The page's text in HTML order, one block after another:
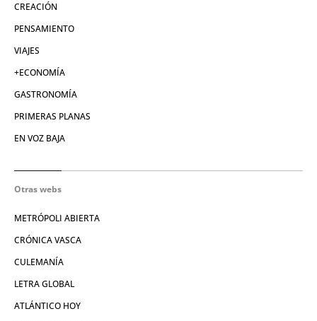
CREACIÓN
PENSAMIENTO
VIAJES
+ECONOMÍA
GASTRONOMÍA
PRIMERAS PLANAS
EN VOZ BAJA
Otras webs
METRÓPOLI ABIERTA
CRÓNICA VASCA
CULEMANÍA
LETRA GLOBAL
ATLÁNTICO HOY